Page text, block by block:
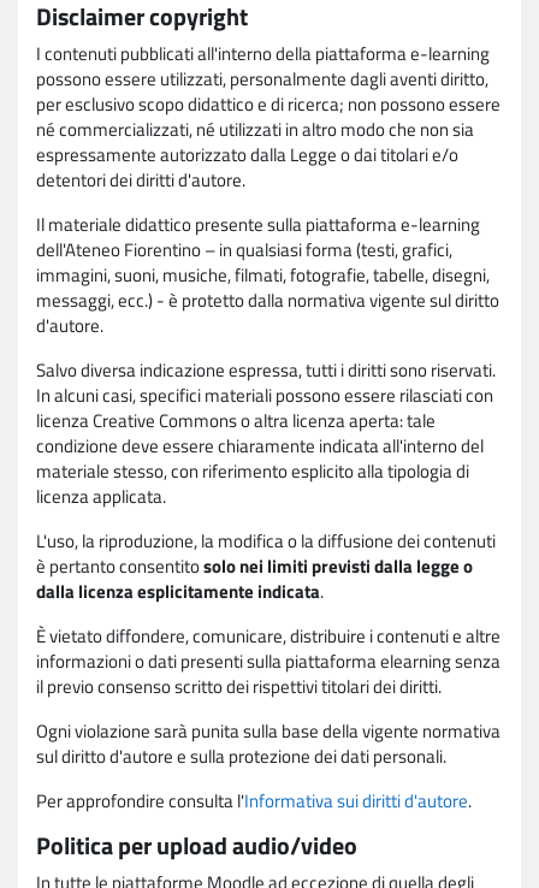
Disclaimer copyright
I contenuti pubblicati all'interno della piattaforma e-learning
possono essere utilizzati, personalmente dagli aventi diritto,
per esclusivo scopo didattico e di ricerca; non possono essere
né commercializzati, né utilizzati in altro modo che non sia
espressamente autorizzato dalla Legge o dai titolari e/o
detentori dei diritti d'autore.
Il materiale didattico presente sulla piattaforma e-learning
dell'Ateneo Fiorentino – in qualsiasi forma (testi, grafici,
immagini, suoni, musiche, filmati, fotografie, tabelle, disegni,
messaggi, ecc.) - è protetto dalla normativa vigente sul diritto
d'autore.
Salvo diversa indicazione espressa, tutti i diritti sono riservati.
In alcuni casi, specifici materiali possono essere rilasciati con
licenza Creative Commons o altra licenza aperta: tale
condizione deve essere chiaramente indicata all'interno del
materiale stesso, con riferimento esplicito alla tipologia di
licenza applicata.
L'uso, la riproduzione, la modifica o la diffusione dei contenuti
è pertanto consentitosolo nei limiti previsti dalla legge o
dalla licenza esplicitamente indicata.
È vietato diffondere, comunicare, distribuire i contenuti e altre
informazioni o dati presenti sulla piattaforma elearning senza
il previo consenso scritto dei rispettivi titolari dei diritti.
Ogni violazione sarà punita sulla base della vigente normativa
sul diritto d'autore e sulla protezione dei dati personali.
Per approfondire consulta l'Informativa sui diritti d'autore.
Politica per upload audio/video
In tutte le piattaforme Moodle ad eccezione di quella degli